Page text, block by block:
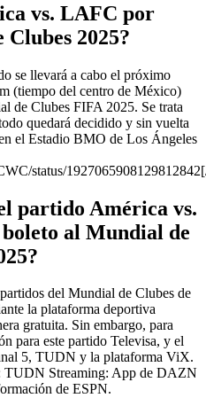
vs. LAFC por
2025?
se llevará a cabo el próximo
(tiempo del centro de México)
de Clubes FIFA 2025. Se trata
quedará decidido y sin vuelta
el Estadio BMO de Los Ángeles
status/
partido América vs.
al Mundial de
del Mundial de Clubes de
la plataforma deportiva
gratuita. Sin embargo, para
para este partido Televisa, y el
5, TUDN y la plataforma ViX.
TUDN Streaming: App de DAZN
de ESPN.